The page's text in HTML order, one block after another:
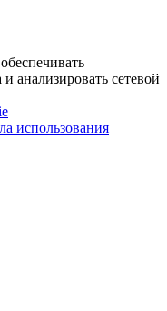
анализировать сетевой
использования